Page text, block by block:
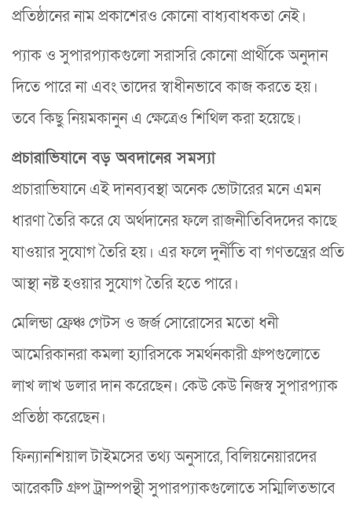
প্রতিষ্ঠানের নাম প্রকাশেরও কোনো বাধ্যবাধকতা নেই।
প্যাক ও সুপারপ্যাকগুলো সরাসরি কোনো প্রার্থীকে অনুদান
দিতে পারে না এবং তাদের স্বাধীনভাবে কাজ করতে হয়।
তবে কিছু নিয়মকানুন এ ক্ষেত্রেও শিথিল করা হয়েছে।
প্রচারাভিযানে বড় অবদানের সমস্যা
প্রচারাভিযানে এই দানব্যবস্থা অনেক ভোটারের মনে এমন
ধারণা তৈরি করে যে অর্থদানের ফলে রাজনীতিবিদদের কাছে
যাওয়ার সুযোগ তৈরি হয়। এর ফলে দুর্নীতি বা গণতন্ত্রের প্রতি
আস্থা নষ্ট হওয়ার সুযোগ তৈরি হতে পারে।
মেলিন্ডা ফ্রেঞ্চ গেটস ও জর্জ সোরোসের মতো ধনী
আমেরিকানরা কমলা হ্যারিসকে সমর্থনকারী গ্রুপগুলোতে
লাখ লাখ ডলার দান করেছেন। কেউ কেউ নিজস্ব সুপারপ্যাক
প্রতিষ্ঠা করেছেন।
ফিন্যানশিয়াল টাইমসের তথ্য অনুসারে, বিলিয়নেয়ারদের
আরেকটি গ্রুপ ট্রাম্পপন্থী সুপারপ্যাকগুলোতে সম্মিলিতভাবে